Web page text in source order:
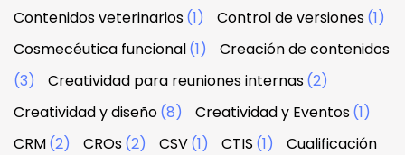
Contenidos veterinarios(1) Control de versiones(1)
Cosmecéutica funcional(1)
Creación de contenidos
(3)
Creatividad para reuniones internas(2)
Creatividad y diseño(8) Creatividad y Eventos(1)
CRM(2) CROs(2) CSV(1) CTIS (1)
Cualificación